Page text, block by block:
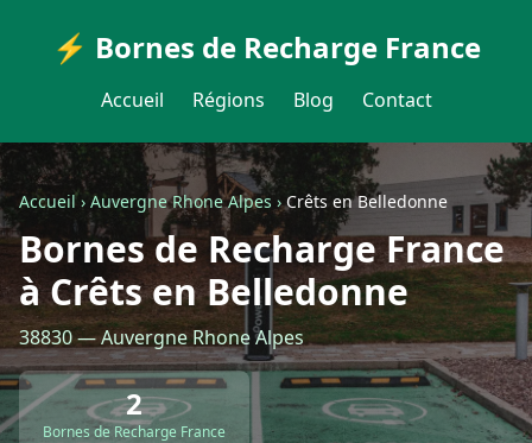
⚡ Bornes de Recharge France
Accueil Régions Blog Contact
Accueil›Auvergne Rhone Alpes›Crêts en Belledonne
Bornes de Recharge France
à Crêts en Belledonne
38830 — Auvergne Rhone Alpes
2
Bornes de Recharge France